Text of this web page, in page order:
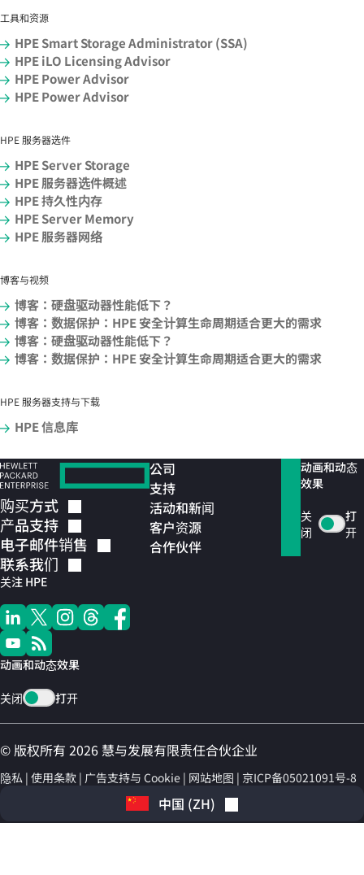
工具和资源
HPE Smart Storage Administrator (SSA)
HPE iLO Licensing Advisor
HPE Power Advisor
HPE Power Advisor
HPE 服务器选件
HPE Server Storage
HPE 服务器选件概述
HPE 持久性内存
HPE Server Memory
HPE 服务器网络
博客与视频
博客：硬盘驱动器性能低下？
博客：数据保护：HPE 安全计算生命周期适合更大的需求
博客：硬盘驱动器性能低下？
博客：数据保护：HPE 安全计算生命周期适合更大的需求
HPE 服务器支持与下载
HPE 信息库
购买方式
产品支持
电子邮件销售
联系我们
关注 HPE
动画和动态效果
关闭 打开
公司
支持
活动和新闻
客户资源
合作伙伴
动画和动态
效果
关
闭
打
开
© 版权所有 2026 慧与发展有限责任合伙企业
隐私 使用条款 广告支持与 Cookie 网站地图 京ICP备05021091号-8
中国 (ZH)